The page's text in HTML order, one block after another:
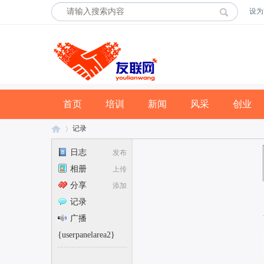
设
首页 培训 新闻 风采 创业
记录
发布
日志
上传
相册
添加
分享
记录
广播
{userpanelarea2}